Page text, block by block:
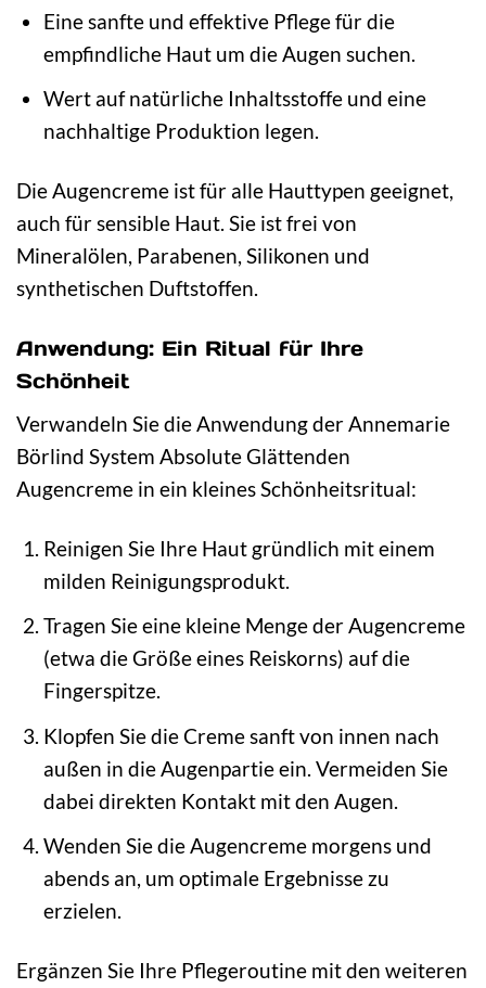
Eine sanfte und effektive Pflege für die
empfindliche Haut um die Augen suchen.
Wert auf natürliche Inhaltsstoffe und eine
nachhaltige Produktion legen.
Die Augencreme ist für alle Hauttypen geeignet,
auch für sensible Haut. Sie ist frei von
Mineralölen, Parabenen, Silikonen und
synthetischen Duftstoffen.
Anwendung: Ein Ritual für Ihre
Schönheit
Verwandeln Sie die Anwendung der Annemarie
Börlind System Absolute Glättenden
Augencreme in ein kleines Schönheitsritual:
Reinigen Sie Ihre Haut gründlich mit einem
milden Reinigungsprodukt.
Tragen Sie eine kleine Menge der Augencreme
(etwa die Größe eines Reiskorns) auf die
Fingerspitze.
Klopfen Sie die Creme sanft von innen nach
außen in die Augenpartie ein. Vermeiden Sie
dabei direkten Kontakt mit den Augen.
Wenden Sie die Augencreme morgens und
abends an, um optimale Ergebnisse zu
erzielen.
Ergänzen Sie Ihre Pflegeroutine mit den weiteren